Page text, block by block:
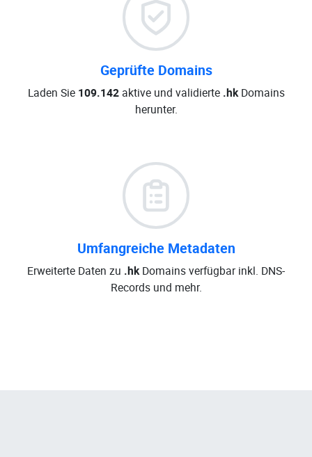
Geprüfte Domains
Laden Sie 109.142aktive und validierte .hkDomains
herunter.
Umfangreiche Metadaten
Erweiterte Daten zu .hkDomains verfügbar inkl. DNS-
Records und mehr.